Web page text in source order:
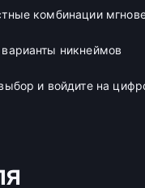
комбинации
никнеймов
и войдите на